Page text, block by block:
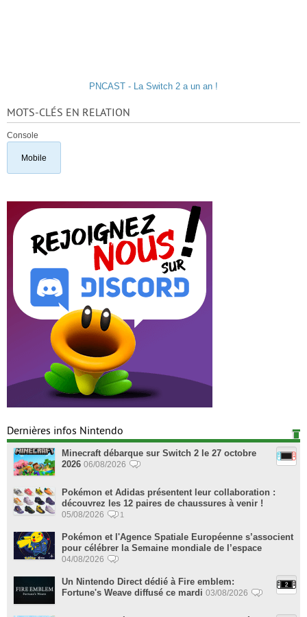
PNCAST - La Switch 2 a un an !
MOTS-CLÉS EN RELATION
Console
Mobile
Dernières infos Nintendo
Minecraft débarque sur Switch 2 le 27 octobre
2026 06/08/2026
Pokémon et Adidas présentent leur collaboration :
découvrez les 12 paires de chaussures à venir !
05/08/2026 1
Pokémon et l'Agence Spatiale Européenne s’associent
pour célébrer la Semaine mondiale de l’espace
04/08/2026
Un Nintendo Direct dédié à Fire emblem:
Fortune's Weave diffusé ce mardi 03/08/2026